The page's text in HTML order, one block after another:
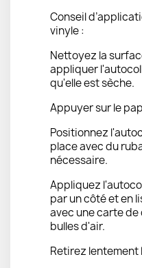
Conseil
vinyle :
Nettoyez la
appliquer
qu'elle est sèche.
Appuyer sur le
Positionnez
place avec du
nécessaire.
Appliquez
par un côté et en
avec une carte
bulles d'air.
Retirez